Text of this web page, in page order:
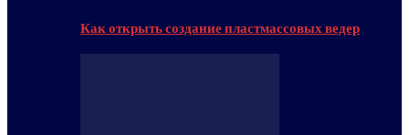
Как открыть создание пластмассовых ведер